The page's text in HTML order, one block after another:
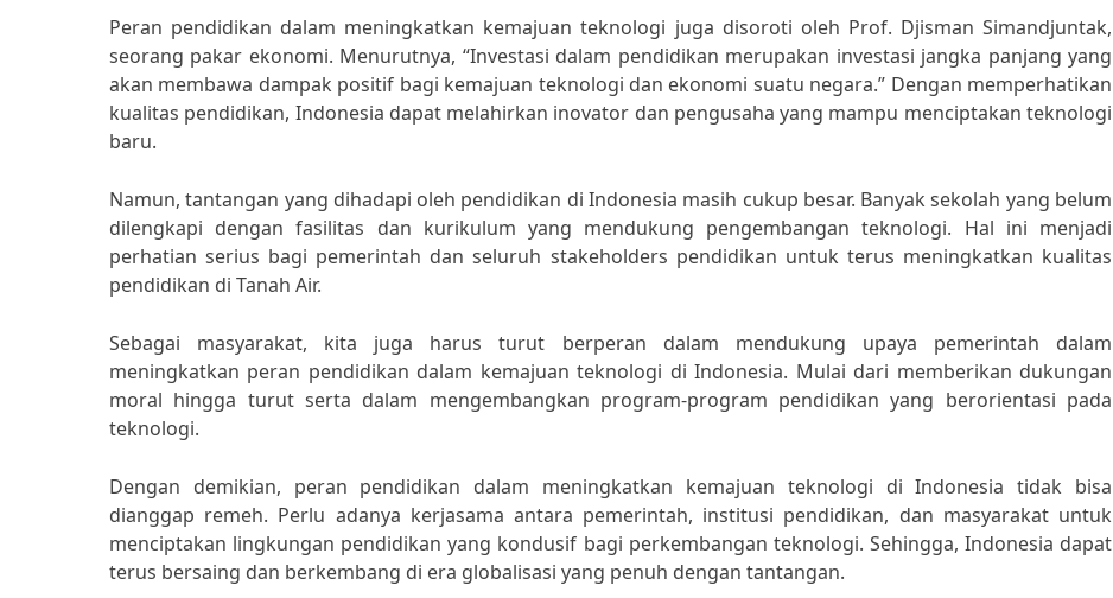
Peran pendidikan dalam meningkatkan kemajuan teknologi juga disoroti oleh Prof. Djisman Simandjuntak,
seorang pakar ekonomi. Menurutnya, “Investasi dalam pendidikan merupakan investasi jangka panjang yang
akan membawa dampak positif bagi kemajuan teknologi dan ekonomi suatu negara.” Dengan memperhatikan
kualitas pendidikan, Indonesia dapat melahirkan inovator dan pengusaha yang mampu menciptakan teknologi
baru.
Namun, tantangan yang dihadapi oleh pendidikan di Indonesia masih cukup besar. Banyak sekolah yang belum
dilengkapi dengan fasilitas dan kurikulum yang mendukung pengembangan teknologi. Hal ini menjadi
perhatian serius bagi pemerintah dan seluruh stakeholders pendidikan untuk terus meningkatkan kualitas
pendidikan di Tanah Air.
Sebagai masyarakat, kita juga harus turut berperan dalam mendukung upaya pemerintah dalam
meningkatkan peran pendidikan dalam kemajuan teknologi di Indonesia. Mulai dari memberikan dukungan
moral hingga turut serta dalam mengembangkan program-program pendidikan yang berorientasi pada
teknologi.
Dengan demikian, peran pendidikan dalam meningkatkan kemajuan teknologi di Indonesia tidak bisa
dianggap remeh. Perlu adanya kerjasama antara pemerintah, institusi pendidikan, dan masyarakat untuk
menciptakan lingkungan pendidikan yang kondusif bagi perkembangan teknologi. Sehingga, Indonesia dapat
terus bersaing dan berkembang di era globalisasi yang penuh dengan tantangan.